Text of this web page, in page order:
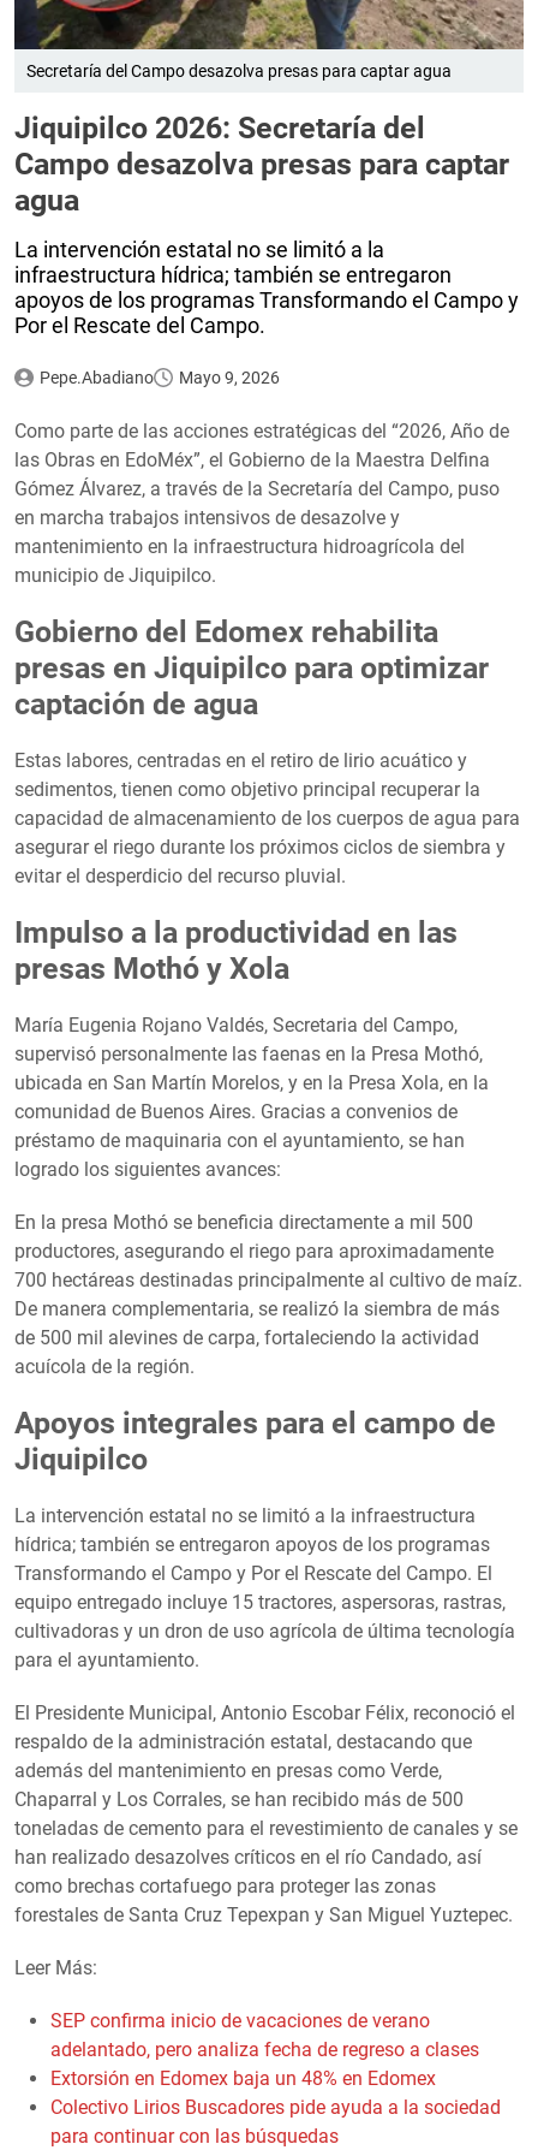
Secretaría del Campo desazolva presas para captar agua
Jiquipilco 2026: Secretaría del
Campo desazolva presas para captar
agua
La intervención estatal no se limitó a la
infraestructura hídrica; también se entregaron
apoyos de los programas Transformando el Campo y
Por el Rescate del Campo.
Pepe.Abadiano Mayo 9, 2026
Como parte de las acciones estratégicas del “2026, Año de
las Obras en EdoMéx”, el Gobierno de la Maestra Delfina
Gómez Álvarez, a través de la Secretaría del Campo, puso
en marcha trabajos intensivos de desazolve y
mantenimiento en la infraestructura hidroagrícola del
municipio de Jiquipilco.
Gobierno del Edomex rehabilita
presas en Jiquipilco para optimizar
captación de agua
Estas labores, centradas en el retiro de lirio acuático y
sedimentos, tienen como objetivo principal recuperar la
capacidad de almacenamiento de los cuerpos de agua para
asegurar el riego durante los próximos ciclos de siembra y
evitar el desperdicio del recurso pluvial.
Impulso a la productividad en las
presas Mothó y Xola
María Eugenia Rojano Valdés, Secretaria del Campo,
supervisó personalmente las faenas en la Presa Mothó,
ubicada en San Martín Morelos, y en la Presa Xola, en la
comunidad de Buenos Aires. Gracias a convenios de
préstamo de maquinaria con el ayuntamiento, se han
logrado los siguientes avances:
En la presa Mothó se beneficia directamente a mil 500
productores, asegurando el riego para aproximadamente
700 hectáreas destinadas principalmente al cultivo de maíz.
De manera complementaria, se realizó la siembra de más
de 500 mil alevines de carpa, fortaleciendo la actividad
acuícola de la región.
Apoyos integrales para el campo de
Jiquipilco
La intervención estatal no se limitó a la infraestructura
hídrica; también se entregaron apoyos de los programas
Transformando el Campo y Por el Rescate del Campo. El
equipo entregado incluye 15 tractores, aspersoras, rastras,
cultivadoras y un dron de uso agrícola de última tecnología
para el ayuntamiento.
El Presidente Municipal, Antonio Escobar Félix, reconoció el
respaldo de la administración estatal, destacando que
además del mantenimiento en presas como Verde,
Chaparral y Los Corrales, se han recibido más de 500
toneladas de cemento para el revestimiento de canales y se
han realizado desazolves críticos en el río Candado, así
como brechas cortafuego para proteger las zonas
forestales de Santa Cruz Tepexpan y San Miguel Yuztepec.
Leer Más:
SEP confirma inicio de vacaciones de verano
adelantado, pero analiza fecha de regreso a clases
Extorsión en Edomex baja un 48% en Edomex
Colectivo Lirios Buscadores pide ayuda a la sociedad
para continuar con las búsquedas